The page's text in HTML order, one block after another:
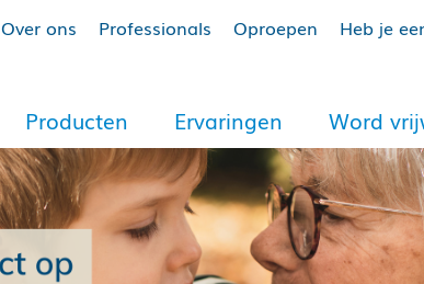
Over ons Professionals Oproepen Heb je
Producten Ervaringen Word